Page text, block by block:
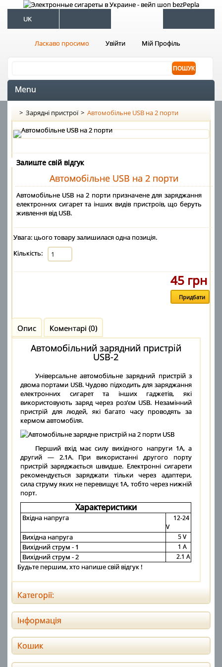
UK
Ласкаво просимо Увійти Мій Профіль
Menu
> Зарядні пристрої > Автомобільне USB на 2 порти
Залиште свій відгук
Автомобільне USB на 2 порти
Автомобільне USB на 2 порти призначене для заряджання
електронних сигарет та інших видів пристроїв, що беруть
живлення від USB.
Увага: цього товару залишилася одна позиція.
Кількість:
45 грн
Опис Коментарі (0)
Автомобільний зарядний пристрій
USB-2
Універсальне автомобільне зарядний пристрій з
двома портами USB. Чудово підходить для заряджання
електронних сигарет та інших гаджетів, які
використовують заряд через роз’єм USB. Незамінний
пристрій для людей, які багато часу проводять за
кермом автомобіля.
Перший вхід має силу вихідного напруги 1А, а
другий — 2.1А. При використанні другого порту
пристрій заряджається швидше. Електронні сигарети
рекомендується заряджати тільки через адаптери,
сила струму яких не перевищує 1А, тобто через нижній
порт.
Характеристики
Вхідна напруга
12-24
V
Вихідна напруга 5 V
Вихідний струм - 1 1 A
Вихідний струм - 2 2.1 А
Будьте першим, хто напише свій відгук !
Категорії:
Інформація
Кошик